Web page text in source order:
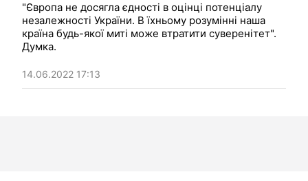
"Європа не досягла єдності в оцінці потенціалу
незалежності України. В їхньому розумінні наша
країна будь-якої миті може втратити суверенітет".
Думка.
14.06.2022 17:13